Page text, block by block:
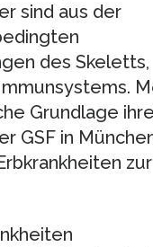
sind aus der
des Skeletts,
Grundlage
GSF in
zur